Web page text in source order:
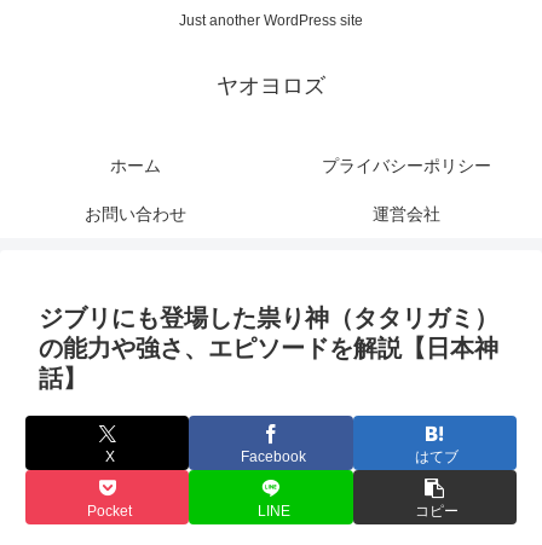
Just another WordPress site
ヤオヨロズ
ホーム プライバシーポリシー
お問い合わせ 運営会社
ジブリにも登場した祟り神（タタリガミ）
の能力や強さ、エピソードを解説【日本神
話】
X Facebook はてブ
Pocket LINE コピー